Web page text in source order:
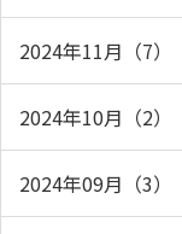
2024年11月（7）
2024年10月（2）
2024年09月（3）